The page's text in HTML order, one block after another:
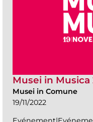
Musei in Musica
Musei in Comune
19/11/2022